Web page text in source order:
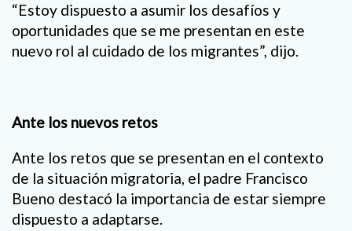
“Estoy dispuesto a asumir los desafíos y
oportunidades que se me presentan en este
nuevo rol al cuidado de los migrantes”, dijo.
Ante los nuevos retos
Ante los retos que se presentan en el contexto
de la situación migratoria, el padre Francisco
Bueno destacó la importancia de estar siempre
dispuesto a adaptarse.